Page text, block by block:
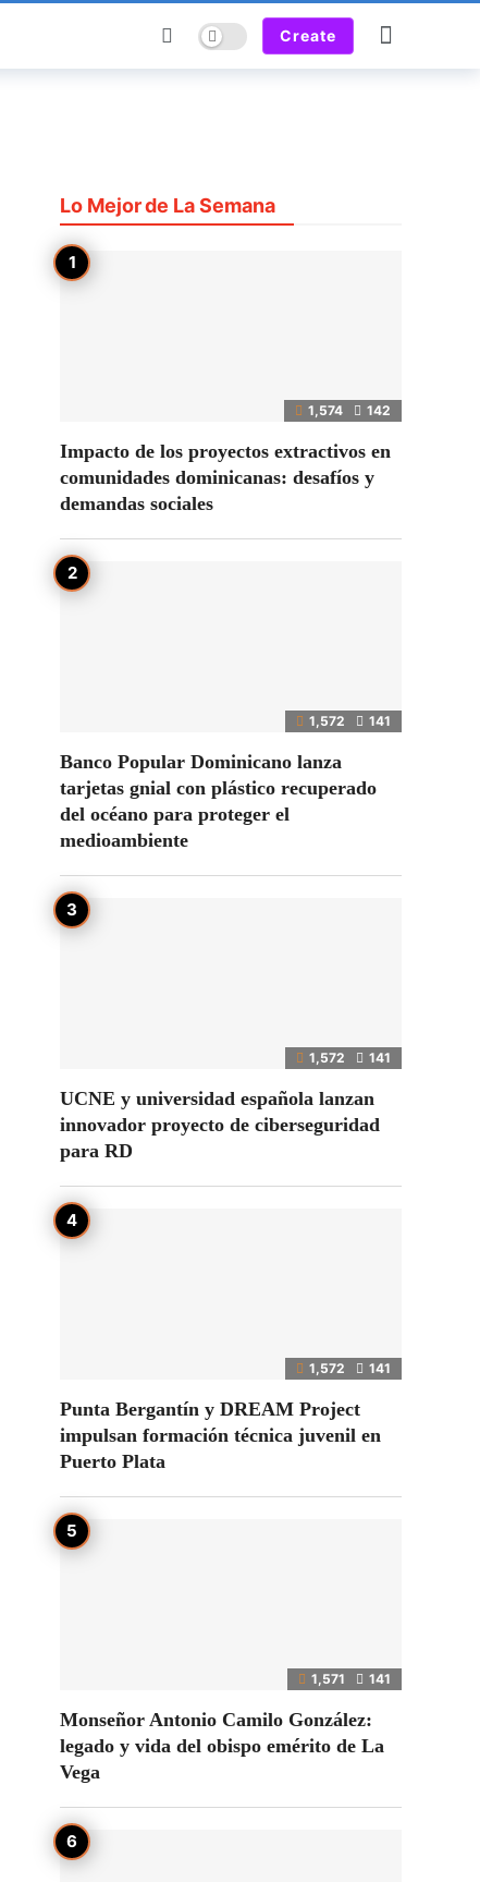
Dark mode Create
Lo Mejor de La Semana
1,574 142
Impacto de los proyectos extractivos en
comunidades dominicanas: desafíos y
demandas sociales
1,572 141
Banco Popular Dominicano lanza
tarjetas gnial con plástico recuperado
del océano para proteger el
medioambiente
1,572 141
UCNE y universidad española lanzan
innovador proyecto de ciberseguridad
para RD
1,572 141
Punta Bergantín y DREAM Project
impulsan formación técnica juvenil en
Puerto Plata
1,571 141
Monseñor Antonio Camilo González:
legado y vida del obispo emérito de La
Vega